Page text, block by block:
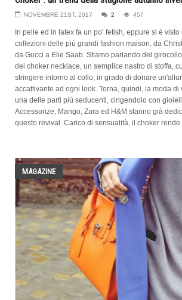
NOVEMBRE 21ST, 2017 2 457
In pelle ed in latex fa un po’ fetish, eppure si è
collezioni delle più grandi fashion maison, da
da Gucci a Elie Saab. Stiamo parlando del
del choker necklace, un semplice nastro di stoffa,
stringere intorno al collo, in grado di donare
accattivante ad ogni look. Torna, quindi, la moda
una delle parti più seducenti, cingendolo con
Accessorize, Mango, Zara ed H&M stanno già
questo revival. Carico di sensualità, il choker
MAGAZINE